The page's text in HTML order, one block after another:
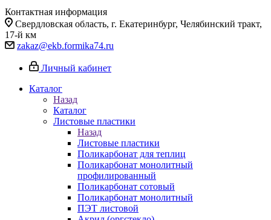
Контактная информация
Свердловская область, г. Екатеринбург, Челябинский тракт,
17-й км
zakaz@ekb.formika74.ru
Личный кабинет
Каталог
Назад
Каталог
Листовые пластики
Назад
Листовые пластики
Поликарбонат для теплиц
Поликарбонат монолитный
профилированный
Поликарбонат сотовый
Поликарбонат монолитный
ПЭТ листовой